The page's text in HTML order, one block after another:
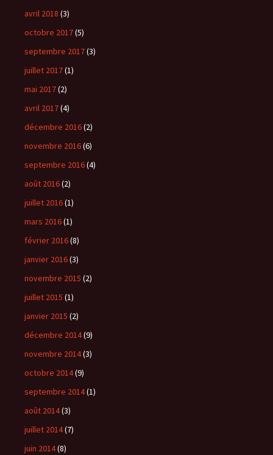
avril 2018 (3)
octobre 2017(5)
septembre 2017(3)
juillet 2017(1)
mai 2017(2)
avril 2017(4)
décembre 2016(2)
novembre 2016(6)
septembre 2016(4)
août 2016(2)
juillet 2016(1)
mars 2016(1)
février 2016(8)
janvier 2016(3)
novembre 2015 (2)
juillet 2015 (1)
janvier 2015 (2)
décembre 2014(9)
novembre 2014(3)
octobre 2014(9)
septembre 2014(1)
août 2014(3)
juillet 2014(7)
juin 2014(8)